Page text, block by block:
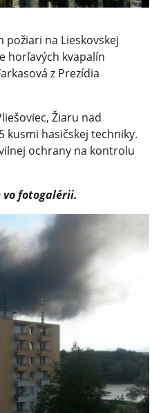
na Lieskovskej
horľavých kvapalín
z Prezídia
Žiaru nad
kusmi hasičskej techniky.
ochrany na kontrolu
fotogalérii.